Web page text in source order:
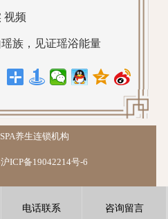
视频
族，见证瑶浴能量
养生连锁机构
ICP备19042214号-6
电话联系 咨询留言